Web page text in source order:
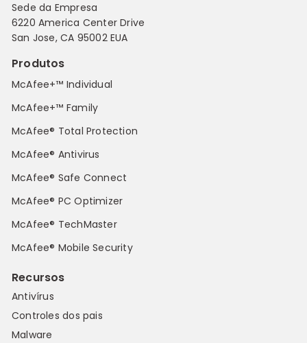
Sede da Empresa
6220 America Center Drive
San Jose, CA 95002 EUA
Produtos
McAfee+™ Individual
McAfee+™ Family
McAfee® Total Protection
McAfee® Antivirus
McAfee® Safe Connect
McAfee® PC Optimizer
McAfee® TechMaster
McAfee® Mobile Security
Recursos
Antivírus
Controles dos pais
Malware